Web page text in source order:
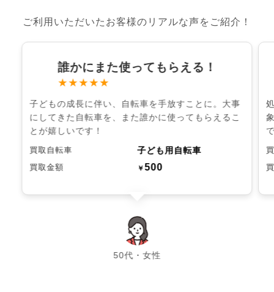
ご利用いただいたお客様のリアルな声をご紹介！
誰かにまた使ってもらえる！
★★★★★
子どもの成長に伴い、自転車を手放すことに。大事
にしてきた自転車を、また誰かに使ってもらえるこ
とが嬉しいです！
買取自転車 子ども用自転車
買取金額 ￥500
50代・女性
chevron_left chevron_right